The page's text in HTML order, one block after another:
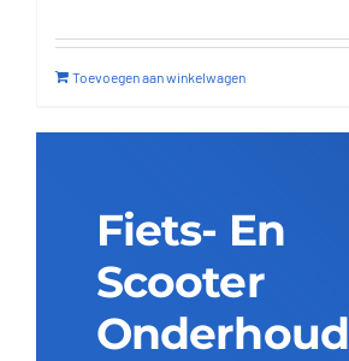
was:
€349,00.
is:
€249,00.
Toevoegen aan winkelwagen
Fiets- En
Scooter
Onderhoud